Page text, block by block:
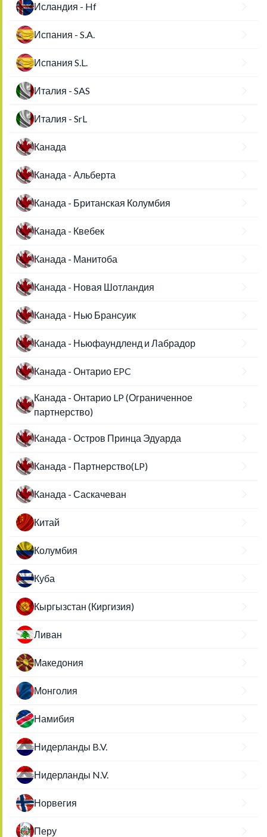
Исландия - Hf
Испания - S.A.
Испания S.L.
Италия - SAS
Италия - SrL
Канада
Канада - Альберта
Канада - Британская Колумбия
Канада - Квебек
Канада - Манитоба
Канада - Новая Шотландия
Канада - Нью Брансуик
Канада - Ньюфаундленд и Лабрадор
Канада - Онтарио EPC
Канада - Онтарио LP (Ограниченное
партнерство)
Канада - Остров Принца Эдуарда
Канада - Партнерство(LP)
Канада - Саскачеван
Китай
Колумбия
Куба
Кыргызстан (Киргизия)
Ливан
Македония
Монголия
Намибия
Нидерланды B.V.
Нидерланды N.V.
Норвегия
Перу